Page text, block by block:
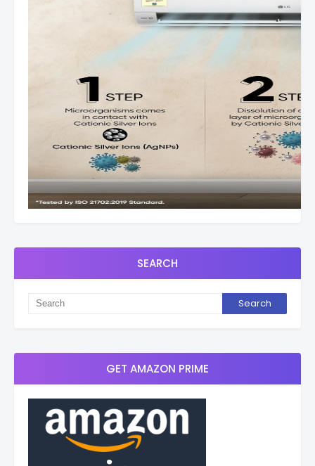
SEARCH
GET AMAZON PRIME